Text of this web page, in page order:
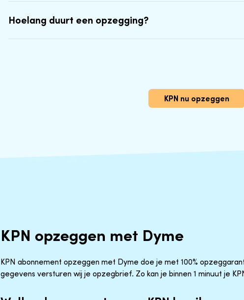
Hoelang duurt een opzegging?
KPN nu opzeggen
KPN opzeggen met Dyme
KPN abonnement opzeggen met Dyme doe je met 100%
gegevens versturen wij je opzegbrief. Zo kan je binnen 1 minuut je